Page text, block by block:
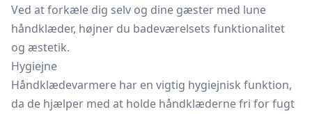
Ved at forkæle dig selv og dine gæster med lune
håndklæder, højner du badeværelsets funktionalitet
og æstetik.
Hygiejne
Håndklædevarmere har en vigtig hygiejnisk funktion,
da de hjælper med at holde håndklæderne fri for fugt